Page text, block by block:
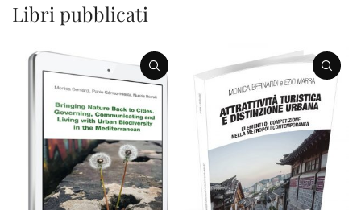
Libri pubblicati